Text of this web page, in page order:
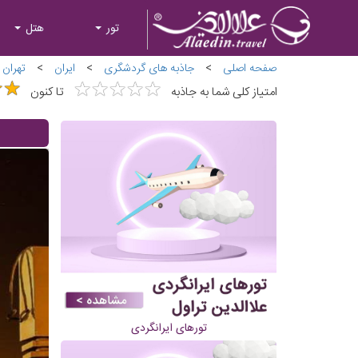
تور هتل
صفحه اصلی > جاذبه های گردشگری > ایران > تهران
امتیاز کلی شما به جاذبه ★★★★★
★★★★★ تا کنون ★
★
تورهای ایرانگردی